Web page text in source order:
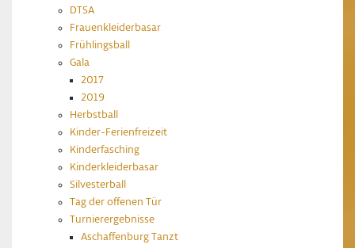
DTSA
Frauenkleiderbasar
Frühlingsball
Gala
2017
2019
Herbstball
Kinder-Ferienfreizeit
Kinderfasching
Kinderkleiderbasar
Silvesterball
Tag der offenen Tür
Turnierergebnisse
Aschaffenburg Tanzt